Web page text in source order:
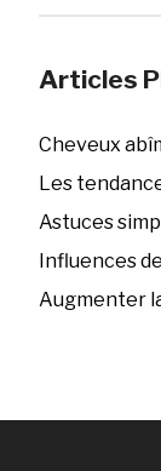
Articles
Cheveux
Les
Astuces
Influences
Augmenter